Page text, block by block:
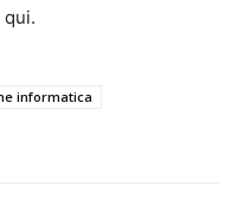
informatica